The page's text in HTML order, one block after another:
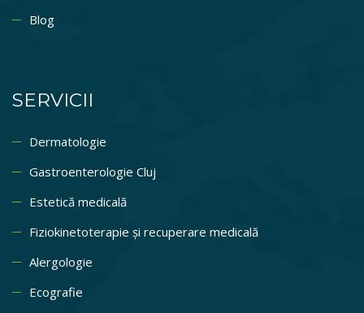
Blog
SERVICII
Dermatologie
Gastroenterologie Cluj
Estetică medicală
Fiziokinetoterapie și recuperare medicală
Alergologie
Ecografie